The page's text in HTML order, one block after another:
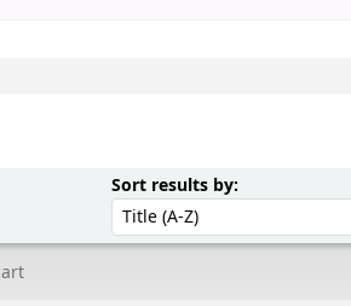
Sort results by:Sort by: